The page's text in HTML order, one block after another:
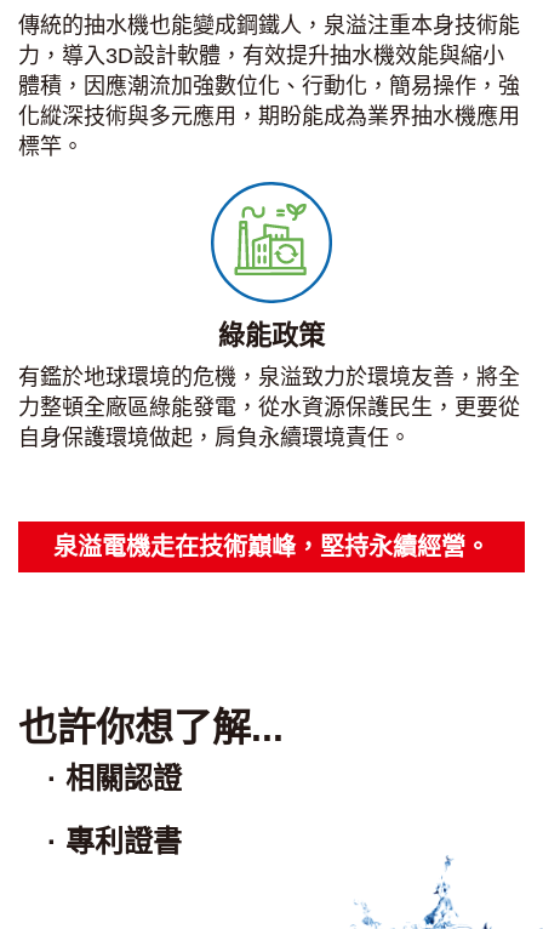
傳統的抽水機也能變成鋼鐵人，泉溢注重本身技術能
力，導入3D設計軟體，有效提升抽水機效能與縮小
體積，因應潮流加強數位化、行動化，簡易操作，強
化縱深技術與多元應用，期盼能成為業界抽水機應用
標竿。
綠能政策
有鑑於地球環境的危機，泉溢致力於環境友善，將全
力整頓全廠區綠能發電，從水資源保護民生，更要從
自身保護環境做起，肩負永續環境責任。
泉溢電機走在技術巔峰，堅持永續經營。
也許你想了解...
· 相關認證
· 專利證書